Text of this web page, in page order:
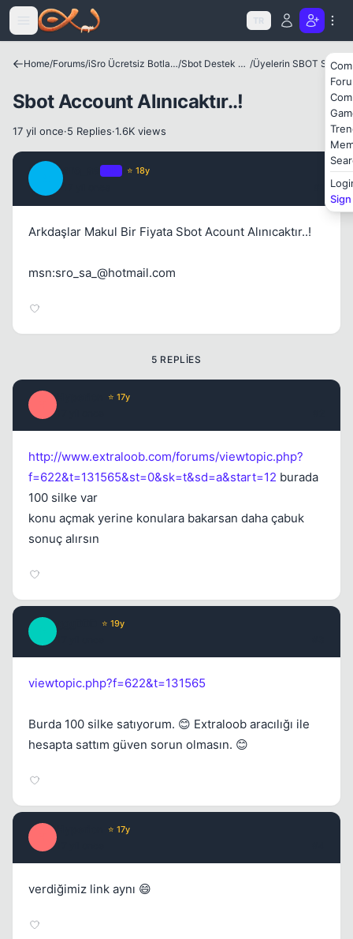
Icerige atla
TR
Home/Forums/ iSro Ücretsiz Botlar ve Diğer Programlar/ Sbot Destek Bölümü / Üyelerin SBOT Satış Alanı
Sbot Account Alınıcaktır..!
17 yil once·5 Replies·1.6K views
⭐ 18y
Arkdaşlar Makul Bir Fiyata Sbot Acount Alınıcaktır..!
msn:sro_sa_@hotmail.com
5 REPLIES
⭐ 17y
http://www.extraloob.com/forums/viewtopic.php?
f=622&t=131565&st=0&sk=t&sd=a&start=12 burada
100 silke var
konu açmak yerine konulara bakarsan daha çabuk
sonuç alırsın
⭐ 19y
viewtopic.php?f=622&t=131565
Burda 100 silke satıyorum. 😊 Extraloob aracılığı ile
hesapta sattım güven sorun olmasın. 😊
⭐ 17y
verdiğimiz link aynı 😄
Kapat